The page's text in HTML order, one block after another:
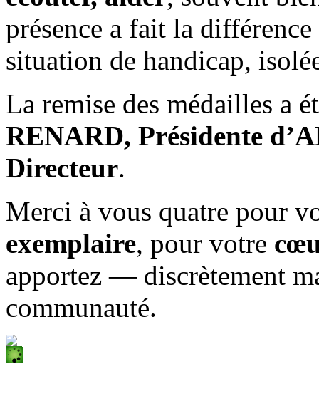
présence a fait la
situation de handicap,
La remise des médailles a
RENARD, Présidente
Directeur.
Merci à vous quatre pour
exemplaire, pour votre
apportez — discrètement
communauté.